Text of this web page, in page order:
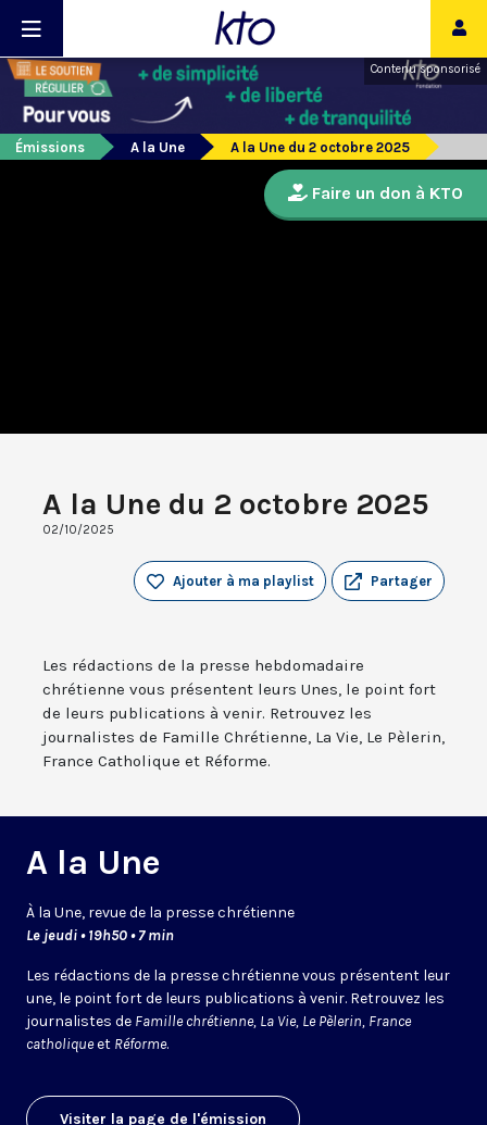
Contenu sponsorisé
Émissions A la Une A la Une du 2 octobre 2025
A la Une du 2 octobre 2025
02/10/2025
Partager
Ajouter à ma playlist
Les rédactions de la presse hebdomadaire
chrétienne vous présentent leurs Unes, le point fort
de leurs publications à venir. Retrouvez les
journalistes de Famille Chrétienne, La Vie, Le Pèlerin,
France Catholique et Réforme.
A la Une
À la Une, revue de la presse chrétienne
Le jeudi • 19h50 • 7 min
Les rédactions de la presse chrétienne vous présentent leur
une, le point fort de leurs publications à venir. Retrouvez les
journalistes de Famille chrétienne, La Vie, Le Pèlerin, France
catholiqueet Réforme.
Visiter la page de l'émission
Faire un don à KTO